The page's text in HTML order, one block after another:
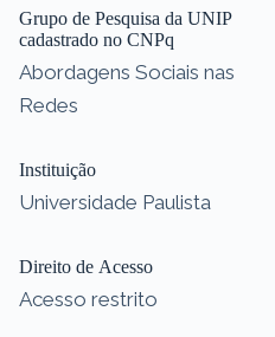
Grupo de Pesquisa da UNIP
cadastrado no CNPq
Abordagens Sociais nas
Redes
Instituição
Universidade Paulista
Direito de Acesso
Acesso restrito